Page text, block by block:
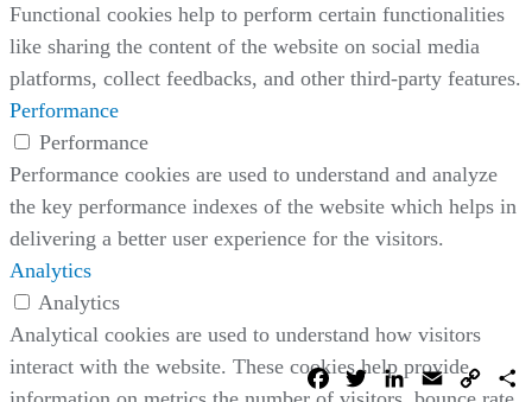
Facebook
TwitterLinkedIn
Email Copy
Link
Functional cookies help to perform certain functionalities
like sharing the content of the website on social media
platforms, collect feedbacks, and other third-party features.
Performance
Performance
Performance cookies are used to understand and analyze
the key performance indexes of the website which helps in
delivering a better user experience for the visitors.
Analytics
Analytics
Analytical cookies are used to understand how visitors
interact with the website. These cookies help provide